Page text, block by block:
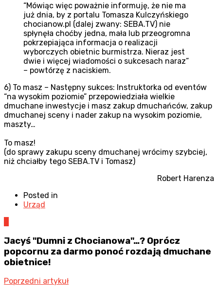
“Mówiąc więc poważnie informuję, że nie ma
już dnia, by z portalu Tomasza Kulczyńskiego
chocianow.pl (dalej zwany: SEBA.TV) nie
spłynęła choćby jedna, mała lub przeogromna
pokrzepiająca informacja o realizacji
wyborczych obietnic burmistrza. Nieraz jest
dwie i więcej wiadomości o sukcesach naraz”
– powtórzę z naciskiem.
6) To masz – Następny sukces: Instruktorka od eventów
“na wysokim poziomie” przepowiedziała wielkie
dmuchane inwestycje i masz zakup dmuchańców, zakup
dmuchanej sceny i nader zakup na wysokim poziomie,
maszty…
To masz!
(do sprawy zakupu sceny dmuchanej wrócimy szybciej,
niż chciałby tego SEBA.TV i Tomasz)
Robert Harenza
Posted in
Urząd
Jacyś "Dumni z Chocianowa"…? Oprócz
popcornu za darmo ponoć rozdają dmuchane
obietnice!
Poprzedni artykuł